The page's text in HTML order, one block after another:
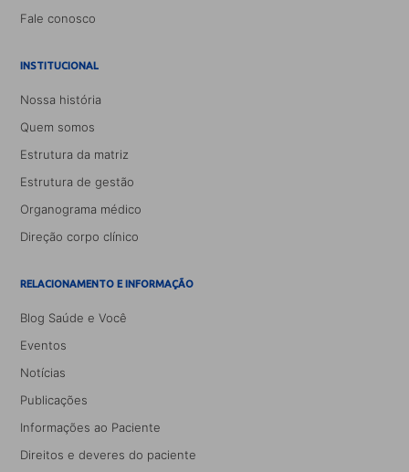
Fale conosco
INSTITUCIONAL
Nossa história
Quem somos
Estrutura da matriz
Estrutura de gestão
Organograma médico
Direção corpo clínico
RELACIONAMENTO E INFORMAÇÃO
Blog Saúde e Você
Eventos
Notícias
Publicações
Informações ao Paciente
Direitos e deveres do paciente